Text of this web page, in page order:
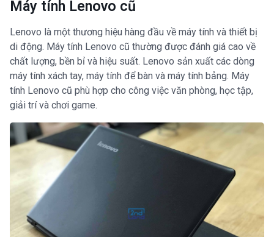
Máy tính Lenovo cũ
Lenovo là một thương hiệu hàng đầu về máy tính và thiết bị
di động. Máy tính Lenovo cũ thường được đánh giá cao về
chất lượng, bền bỉ và hiệu suất. Lenovo sản xuất các dòng
máy tính xách tay, máy tính để bàn và máy tính bảng. Máy
tính Lenovo cũ phù hợp cho công việc văn phòng, học tập,
giải trí và chơi game.